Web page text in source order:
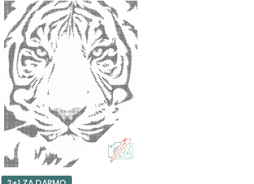
T
O
W
A
N
I